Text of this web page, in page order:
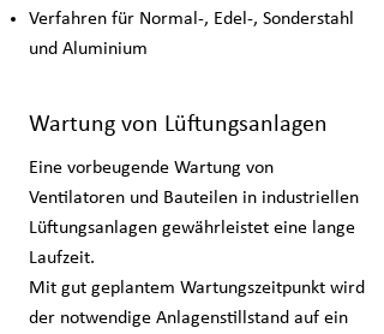
Verfahren für Normal-, Edel-, Sonderstahl
und Aluminium
Wartung von Lüftungsanlagen
Eine vorbeugende Wartung von
Ventilatoren und Bauteilen in industriellen
Lüftungsanlagen gewährleistet eine lange
Laufzeit.
Mit gut geplantem Wartungszeitpunkt wird
der notwendige Anlagenstillstand auf ein